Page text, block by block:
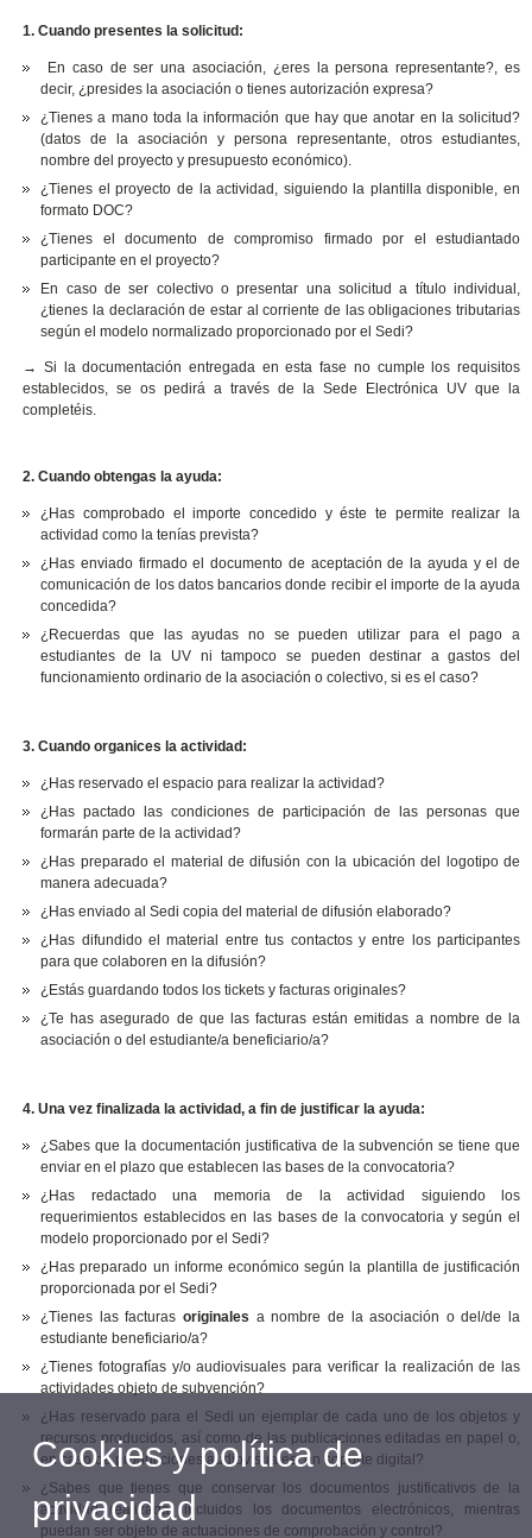
1. Cuando presentes la solicitud:
En caso de ser una asociación, ¿eres la persona representante?, es
decir, ¿presides la asociación o tienes autorización expresa?
¿Tienes a mano toda la información que hay que anotar en la solicitud?
(datos de la asociación y persona representante, otros estudiantes,
nombre del proyecto y presupuesto económico).
¿Tienes el proyecto de la actividad, siguiendo la plantilla disponible, en
formato DOC?
¿Tienes el documento de compromiso firmado por el estudiantado
participante en el proyecto?
En caso de ser colectivo o presentar una solicitud a título individual,
¿tienes la declaración de estar al corriente de las obligaciones tributarias
según el modelo normalizado proporcionado por el Sedi?
→ Si la documentación entregada en esta fase no cumple los requisitos
establecidos, se os pedirá a través de la Sede Electrónica UV que la
completéis.
2. Cuando obtengas la ayuda:
¿Has comprobado el importe concedido y éste te permite realizar la
actividad como la tenías prevista?
¿Has enviado firmado el documento de aceptación de la ayuda y el de
comunicación de los datos bancarios donde recibir el importe de la ayuda
concedida?
¿Recuerdas que las ayudas no se pueden utilizar para el pago a
estudiantes de la UV ni tampoco se pueden destinar a gastos del
funcionamiento ordinario de la asociación o colectivo, si es el caso?
3.Cuando organices la actividad:
¿Has reservado el espacio para realizar la actividad?
¿Has pactado las condiciones de participación de las personas que
formarán parte de la actividad?
¿Has preparado el material de difusión con la ubicación del logotipo de
manera adecuada?
¿Has enviado al Sedi copia del material de difusión elaborado?
¿Has difundido el material entre tus contactos y entre los participantes
para que colaboren en la difusión?
¿Estás guardando todos los tickets y facturas originales?
¿Te has asegurado de que las facturas están emitidas a nombre de la
asociación o del estudiante/a beneficiario/a?
4. Una vez finalizada la actividad, a fin de justificar la ayuda:
¿Sabes que la documentación justificativa de la subvención se tiene que
enviar en el plazo que establecen las bases de la convocatoria?
¿Has redactado una memoria de la actividad siguiendo los
requerimientos establecidos en las bases de la convocatoria y según el
modelo proporcionado por el Sedi?
¿Has preparado un informe económico según la plantilla de justificación
proporcionada por el Sedi?
¿Tienes las facturasoriginales a nombre de la asociación o del/de la
estudiante beneficiario/a?
¿Tienes fotografías y/o audiovisuales para verificar la realización de las
actividades objeto de subvención?
¿Has reservado para el Sedi un ejemplar de cada uno de los objetos y
recursos producidos, así como de las publicaciones editadas en papel o,
en caso de producciones audiovisuales, en soporte digital?
¿Sabes que tienes que conservar los documentos justificativos de la
actividad realizada, incluidos los documentos electrónicos, mientras
puedan ser objeto de actuaciones de comprobación y control?
Cookies y política de
privacidad